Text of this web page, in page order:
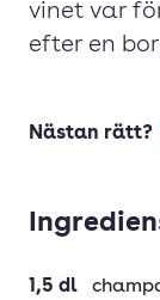
vinet var
efter en
Nästan rätt?
1,5 dl